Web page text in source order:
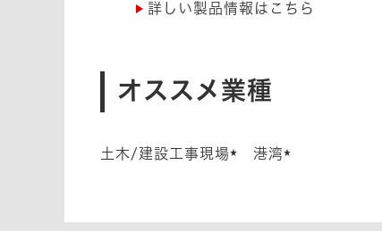
詳しい製品情報はこちら
オススメ業種
土木/建設工事現場★ 港湾 ★